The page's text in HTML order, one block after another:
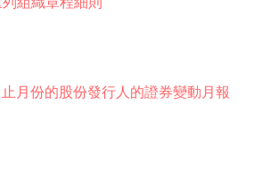
月份的股份發行人的證券變動月報